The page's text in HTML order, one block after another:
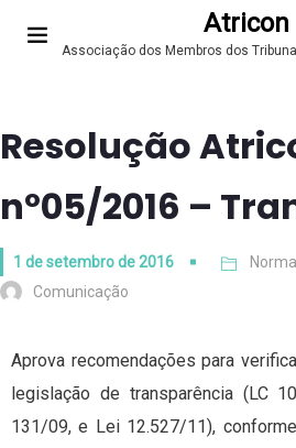
Atricon
Associação dos Membros dos
Resolução
nº05/2016 –
1 de setembro de 2016
Comunicação
Aprova recomendações para
legislação de transparência (LC
131/09, e Lei 12.527/11),